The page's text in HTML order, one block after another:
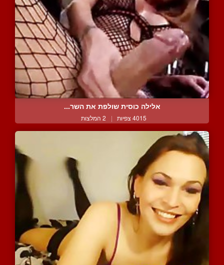
אלילה כוסית שולפת את השר...
4015 צפיות | 2 המלצות